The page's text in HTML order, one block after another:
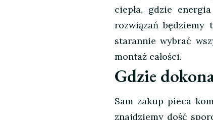
ciepła, gdzie
rozwiązań
starannie wybrać
montaż całości.
Gdzie
Sam zakup pieca
znajdziemy dość